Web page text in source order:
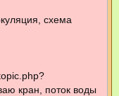
схема
кран, поток воды